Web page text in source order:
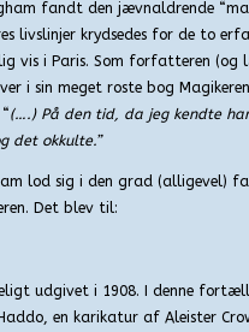
fandt den jævnaldrende
livslinjer krydsedes for de to
vis i Paris. Som forfatteren (og
i sin meget roste bog
(….) På den tid, da jeg kendte
det okkulte.”
lod sig i den grad (alligevel)
Det blev til:
udgivet i 1908. I denne
en karikatur af Aleister